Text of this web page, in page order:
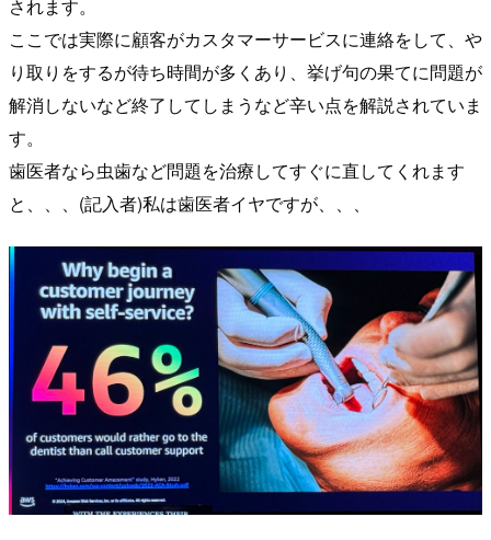
されます。
ここでは実際に顧客がカスタマーサービスに連絡をして、や
り取りをするが待ち時間が多くあり、挙げ句の果てに問題が
解消しないなど終了してしまうなど辛い点を解説されていま
す。
歯医者なら虫歯など問題を治療してすぐに直してくれます
と、、、(記入者)私は歯医者イヤですが、、、